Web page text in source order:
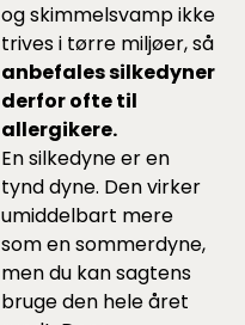
og skimmelsvamp ikke
trives i tørre miljøer, så
anbefales silkedyner
derfor ofte til
allergikere.
En silkedyne er en
tynd dyne. Den virker
umiddelbart mere
som en sommerdyne,
men du kan sagtens
bruge den hele året